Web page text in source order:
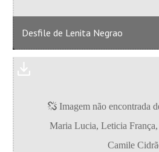
Desfile de Lenita Negrao